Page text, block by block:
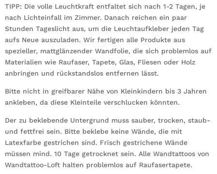
TIPP: Die volle Leuchtkraft entfaltet sich nach 1-2 Tagen, je
nach Lichteinfall im Zimmer. Danach reichen ein paar
Stunden Tageslicht aus, um die Leuchtaufkleber jeden Tag
aufs Neue auszuladen. Wir fertigen alle Produkte aus
spezieller, mattglänzender Wandfolie, die sich problemlos auf
Materialien wie Raufaser, Tapete, Glas, Fliesen oder Holz
anbringen und rückstandslos entfernen lässt.
Bitte nicht in greifbarer Nähe von Kleinkindern bis 3 Jahren
ankleben, da diese Kleinteile verschlucken könnten.
Der zu beklebende Untergrund muss sauber, trocken, staub-
und fettfrei sein. Bitte beklebe keine Wände, die mit
Latexfarbe gestrichen sind. Frisch gestrichene Wände
müssen mind. 10 Tage getrocknet sein. Alle Wandtattoos von
Wandtattoo-Loft halten problemlos auf Raufasertapete.